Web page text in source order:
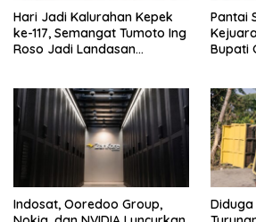
Hari Jadi Kalurahan Kepek
ke-117, Semangat Tumoto Ing
Roso Jadi Landasan
Pantai
Bupati
Indosat, Ooredoo Group,
Diduga